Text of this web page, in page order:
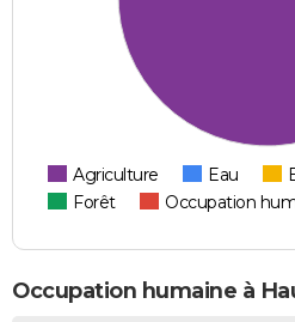
Agriculture Eau
Forêt
Occupation
Occupation humaine à